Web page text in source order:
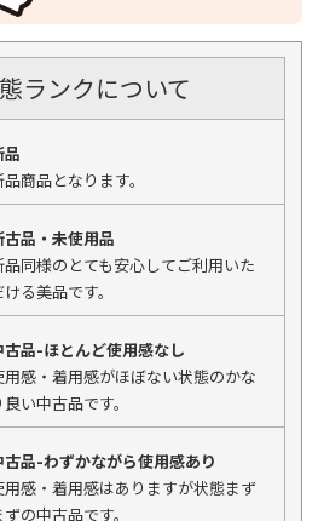
ランクについて
品
品商品となります。
古品・未使用品
品同様のとても安心してご利用いた
ける美品です。
古品-ほとんど使用感なし
用感・着用感がほぼない状態のかな
良い中古品です。
古品-わずかながら使用感あり
用感・着用感はありますが状態まず
ずの中古品です。